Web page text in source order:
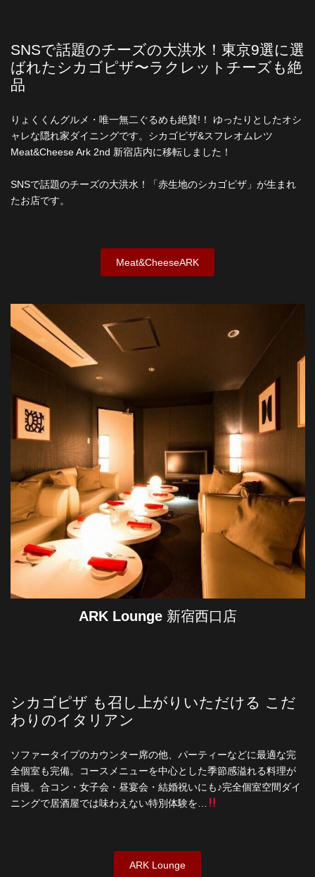
SNSで話題のチーズの大洪水！東京9選に選
ばれたシカゴピザ〜ラクレットチーズも絶
品
りょくくんグルメ・唯一無二ぐるめも絶賛!！ ゆったりとしたオシ
ャレな隠れ家ダイニングです。シカゴピザ&スフレオムレツ
Meat&Cheese Ark 2nd 新宿店内に移転しました！
SNSで話題のチーズの大洪水！「赤生地のシカゴピザ」が生まれ
たお店です。
Meat&CheeseARK
ARK Lounge 新宿西口店
シカゴピザ も召し上がりいただける こだ
わりのイタリアン
ソファータイプのカウンター席の他、パーティーなどに最適な完
全個室も完備。コースメニューを中心とした季節感溢れる料理が
自慢。合コン・女子会・昼宴会・結婚祝いにも♪完全個室空間ダイ
ニングで居酒屋では味わえない特別体験を…
ARK Lounge